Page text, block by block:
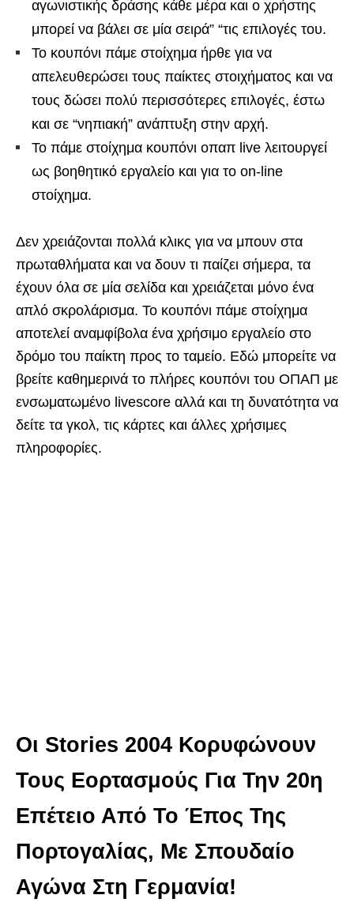
αγωνιστικής δράσης κάθε μέρα και ο χρήστης
μπορεί να βάλει σε μία σειρά” “τις επιλογές του.
Το κουπόνι πάμε στοίχημα ήρθε για να
απελευθερώσει τους παίκτες στοιχήματος και να
τους δώσει πολύ περισσότερες επιλογές, έστω
και σε “νηπιακή” ανάπτυξη στην αρχή.
Το πάμε στοίχημα κουπόνι οπαπ live λειτουργεί
ως βοηθητικό εργαλείο και για το on-line
στοίχημα.
Δεν χρειάζονται πολλά κλικς για να μπουν στα
πρωταθλήματα και να δουν τι παίζει σήμερα, τα
έχουν όλα σε μία σελίδα και χρειάζεται μόνο ένα
απλό σκρολάρισμα. Το κουπόνι πάμε στοίχημα
αποτελεί αναμφίβολα ένα χρήσιμο εργαλείο στο
δρόμο του παίκτη προς το ταμείο. Εδώ μπορείτε να
βρείτε καθημερινά το πλήρες κουπόνι του ΟΠΑΠ με
ενσωματωμένο livescore αλλά και τη δυνατότητα να
δείτε τα γκολ, τις κάρτες και άλλες χρήσιμες
πληροφορίες.
Οι Stories 2004 Κορυφώνουν
Τους Εορτασμούς Για Την 20η
Επέτειο Από Το Έπος Της
Πορτογαλίας, Με Σπουδαίο
Αγώνα Στη Γερμανία!